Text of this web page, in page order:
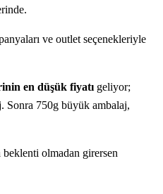
ve outlet seçenekleriyle
en düşük fiyatıgeliyor;
Sonra 750g büyük ambalaj,
beklenti olmadan girersen